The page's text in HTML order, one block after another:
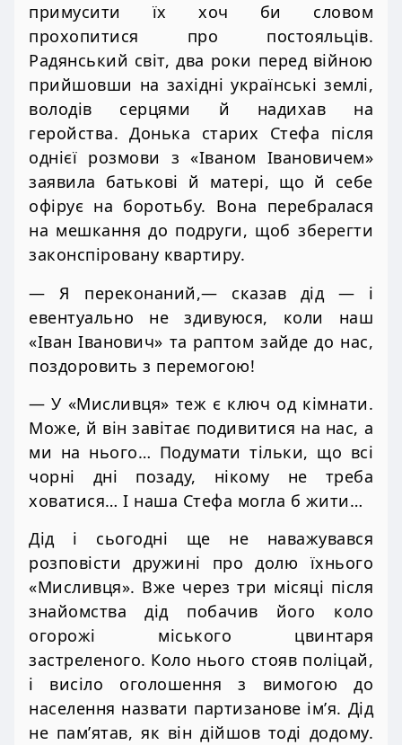
примусити їх хоч би словом
прохопитися про постояльців.
Радянський світ, два роки перед війною
прийшовши на західні українські землі,
володів серцями й надихав на
геройства. Донька старих Стефа після
однієї розмови з «Іваном Івановичем»
заявила батькові й матері, що й себе
офірує на боротьбу. Вона перебралася
на мешкання до подруги, щоб зберегти
законспіровану квартиру.
— Я переконаний,— сказав дід — і
евентуально не здивуюся, коли наш
«Іван Іванович» та раптом зайде до нас,
поздоровить з перемогою!
— У «Мисливця» теж є ключ од кімнати.
Може, й він завітає подивитися на нас, а
ми на нього… Подумати тільки, що всі
чорні дні позаду, нікому не треба
ховатися… І наша Стефа могла б жити…
Дід і сьогодні ще не наважувався
розповісти дружині про долю їхнього
«Мисливця». Вже через три місяці після
знайомства дід побачив його коло
огорожі міського цвинтаря
застреленого. Коло нього стояв поліцай,
і висіло оголошення з вимогою до
населення назвати партизанове ім’я. Дід
не пам’ятав, як він дійшов тоді додому.